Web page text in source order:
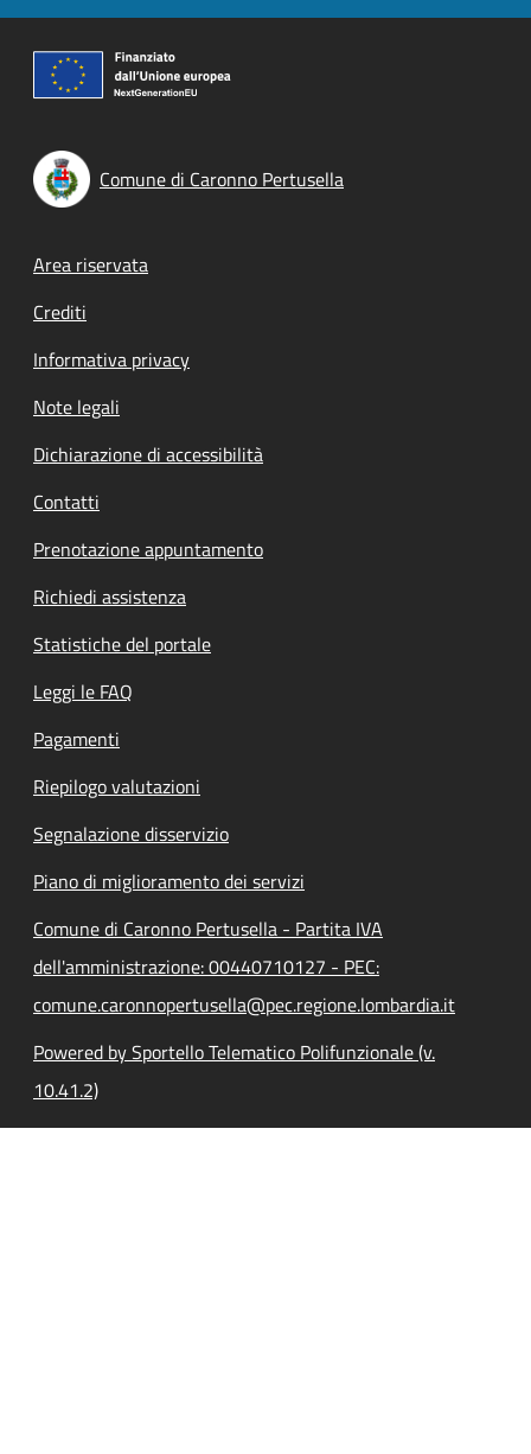
Comune di Caronno Pertusella
Footer menu
Area riservata
Crediti
Informativa privacy
Note legali
Dichiarazione di accessibilità
Contatti
Prenotazione appuntamento
Richiedi assistenza
Statistiche del portale
Leggi le FAQ
Pagamenti
Riepilogo valutazioni
Segnalazione disservizio
Piano di miglioramento dei servizi
Comune di Caronno Pertusella - Partita IVA
dell'amministrazione: 00440710127 - PEC:
comune.caronnopertusella@pec.regione.lombardia.it
Powered by Sportello Telematico Polifunzionale (v.
10.41.2)